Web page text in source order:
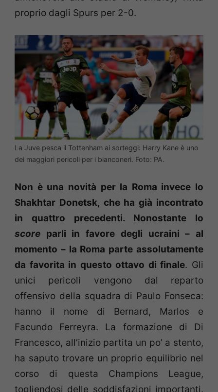
proprio dagli Spurs per 2-0.
La Juve pesca il Tottenham ai sorteggi: Harry Kane è uno
dei maggiori pericoli per i bianconeri. Foto: PA.
Non è una novità per la Roma invece lo
Shakhtar Donetsk, che ha già incontrato
in quattro precedenti. Nonostante lo
score parli in favore degli ucraini – al
momento – la Roma parte assolutamente
da favorita in questo ottavo di finale. Gli
unici pericoli vengono dal reparto
offensivo della squadra di Paulo Fonseca:
hanno il nome di Bernard, Marlos e
Facundo Ferreyra. La formazione di Di
Francesco, all’inizio partita un po’ a stento,
ha saputo trovare un proprio equilibrio nel
corso di questa Champions League,
togliendosi delle soddisfazioni importanti.